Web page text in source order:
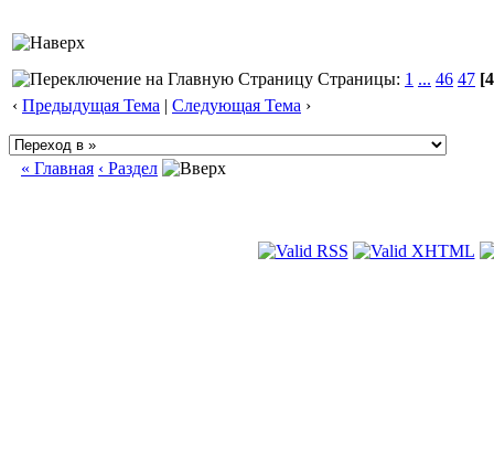
Страницы: 1 ... 46 47
‹ Предыдущая Тема | Следующая Тема ›
« Главная ‹ Раздел